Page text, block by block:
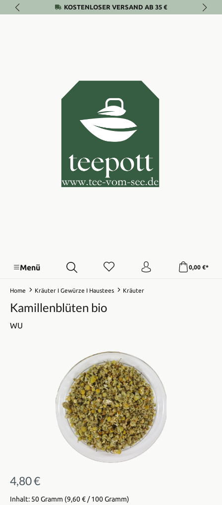
Zum Hauptinhalt springenKOSTENLOSER VERSAND AB 35 €
Menü 0,00 €*
Home Kräuter I Gewürze I Haustees Kräuter
Kamillenblüten bio
WU
Bildergalerie überspringen
Regulärer Preis:
4,80 €
Inhalt: 50 Gramm (9,60 € / 100 Gramm)